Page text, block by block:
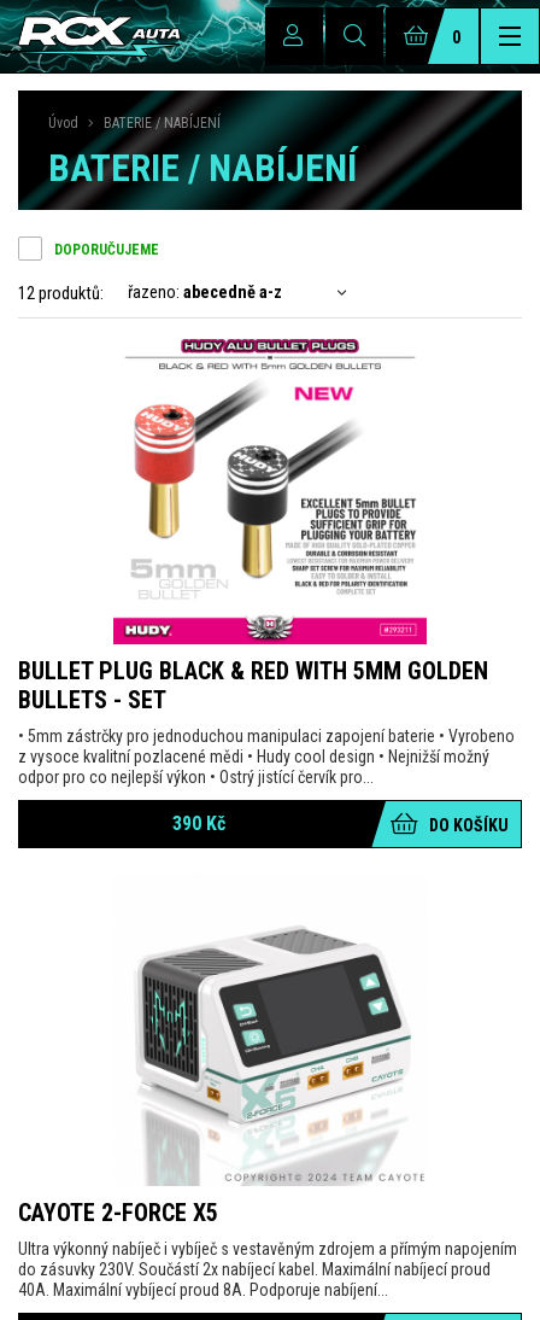
0
Úvod BATERIE / NABÍJENÍ
BATERIE / NABÍJENÍ
DOPORUČUJEME
12 produktů: řazeno: abecedně a-z
BULLET PLUG BLACK & RED WITH 5MM GOLDEN
BULLETS - SET
• 5mm zástrčky pro jednoduchou manipulaci zapojení baterie • Vyrobeno
z vysoce kvalitní pozlacené mědi • Hudy cool design • Nejnižší možný
odpor pro co nejlepší výkon • Ostrý jistící červík pro...
390 Kč DO KOŠÍKU
CAYOTE 2-FORCE X5
Ultra výkonný nabíječ i vybíječ s vestavěným zdrojem a přímým napojením
do zásuvky 230V. Součástí 2x nabíjecí kabel. Maximální nabíjecí proud
40A. Maximální vybíjecí proud 8A. Podporuje nabíjení...